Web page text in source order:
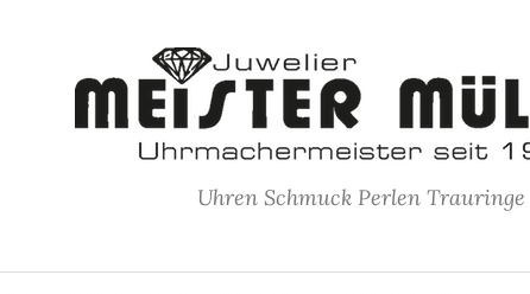
Uhren Schmuck Perlen Trauringe